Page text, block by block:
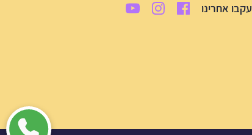
עקבו אחרינו